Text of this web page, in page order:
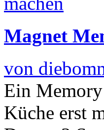
Magnet
von
Ein
Küche erst